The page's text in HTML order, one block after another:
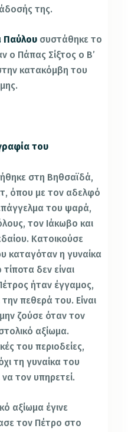
της.
Παύλου συστάθηκε το
ο Πάπας Σίξτος ο Β’
κατακόμβη του
του
στη Βηθσαϊδά,
όπου με τον αδελφό
του ψαρά,
τον Ιάκωβο και
Κατοικούσε
καταγόταν η γυναίκα
δεν είναι
ήταν έγγαμος,
πεθερά του. Είναι
ζούσε όταν τον
αξίωμα.
του περιοδείες,
τη γυναίκα του
τον υπηρετεί.
αξίωμα έγινε
τον Πέτρο στο